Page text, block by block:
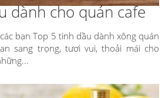
dành cho quán cafe
bạn Top 5 tinh dầu dành xông quán
sang trọng, tươi vui, thoải mái cho